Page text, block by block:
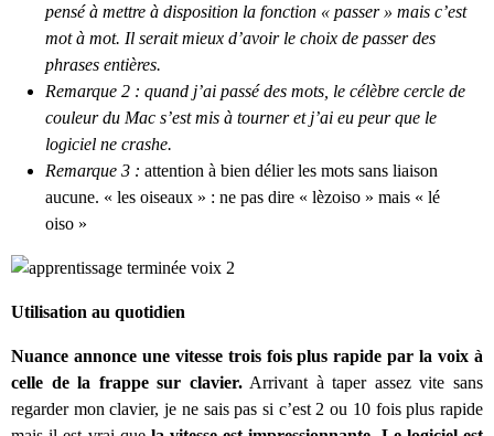
pensé à mettre à disposition la fonction « passer » mais c’est
mot à mot. Il serait mieux d’avoir le choix de passer des
phrases entières.
Remarque 2 : quand j’ai passé des mots, le célèbre cercle de
couleur du Mac s’est mis à tourner et j’ai eu peur que le
logiciel ne crashe.
Remarque 3 : attention à bien délier les mots sans liaison
aucune. « les oiseaux » : ne pas dire « lèzoiso » mais « lé
oiso »
Utilisation au quotidien
Nuance annonce une vitesse trois fois plus rapide par la voix à
celle de la frappe sur clavier.Arrivant à taper assez vite sans
regarder mon clavier, je ne sais pas si c’est 2 ou 10 fois plus rapide